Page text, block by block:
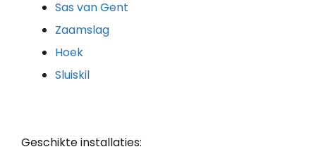
Sas van Gent
Zaamslag
Hoek
Sluiskil
Geschikte installaties: